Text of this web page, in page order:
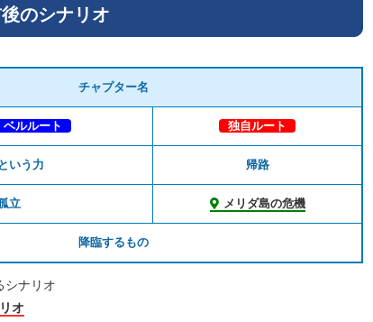
のシナリオ
チャプター名
ベルルート 独自ルート
いう力 帰路
立 メリダ島の危機
降臨するもの
シナリオ
オ